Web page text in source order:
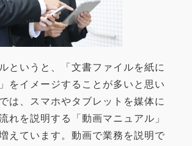
というと、「文書ファイルを紙に
をイメージすることが多いと思い
は、スマホやタブレットを媒体に
れを説明する「動画マニュアル」
えています。動画で業務を説明で